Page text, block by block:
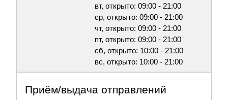
вт, открыто: 09:00 - 21:00
ср, открыто: 09:00 - 21:00
чт, открыто: 09:00 - 21:00
пт, открыто: 09:00 - 21:00
сб, открыто: 10:00 - 21:00
вс, открыто: 10:00 - 21:00
Приём/выдача отправлений